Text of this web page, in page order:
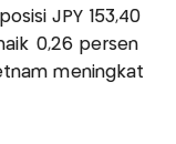
JPY 153,40
0,26 persen
meningkat